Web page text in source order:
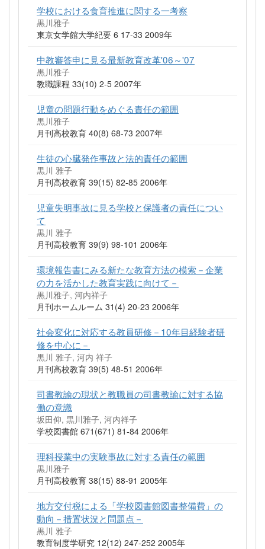
学校における食育推進に関する一考察
黒川雅子
東京女学館大学紀要 6 17-33 2009年
中教審答申に見る最新教育改革'06～'07
黒川雅子
教職課程 33(10) 2-5 2007年
児童の問題行動をめぐる責任の範囲
黒川雅子
月刊高校教育 40(8) 68-73 2007年
生徒の心臓発作事故と法的責任の範囲
黒川 雅子
月刊高校教育 39(15) 82-85 2006年
児童失明事故に見る学校と保護者の責任につい
て
黒川 雅子
月刊高校教育 39(9) 98-101 2006年
環境報告書にみる新たな教育方法の模索－企業
の力を活かした教育実践に向けて－
黒川雅子, 河内祥子
月刊ホームルーム 31(4) 20-23 2006年
社会変化に対応する教員研修－10年目経験者研
修を中心に－
黒川 雅子, 河内 祥子
月刊高校教育 39(5) 48-51 2006年
司書教諭の現状と教職員の司書教諭に対する協
働の意識
坂田仰, 黒川雅子, 河内祥子
学校図書館 671(671) 81-84 2006年
理科授業中の実験事故に対する責任の範囲
黒川雅子
月刊高校教育 38(15) 88-91 2005年
地方交付税による「学校図書館図書整備費」の
動向－措置状況と問題点－
黒川 雅子
教育制度学研究 12(12) 247-252 2005年